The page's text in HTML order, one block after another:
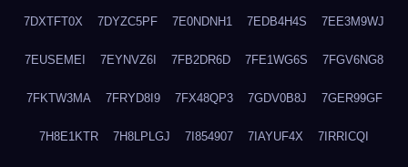
7DXTFT0X 7DYZC5PF 7E0NDNH1 7EDB4H4S 7EE3M9WJ
7EUSEMEI 7EYNVZ6I 7FB2DR6D 7FE1WG6S 7FGV6NG8
7FKTW3MA 7FRYD8I9 7FX48QP3 7GDV0B8J 7GER99GF
7H8E1KTR 7H8LPLGJ 7I854907 7IAYUF4X 7IRRICQI